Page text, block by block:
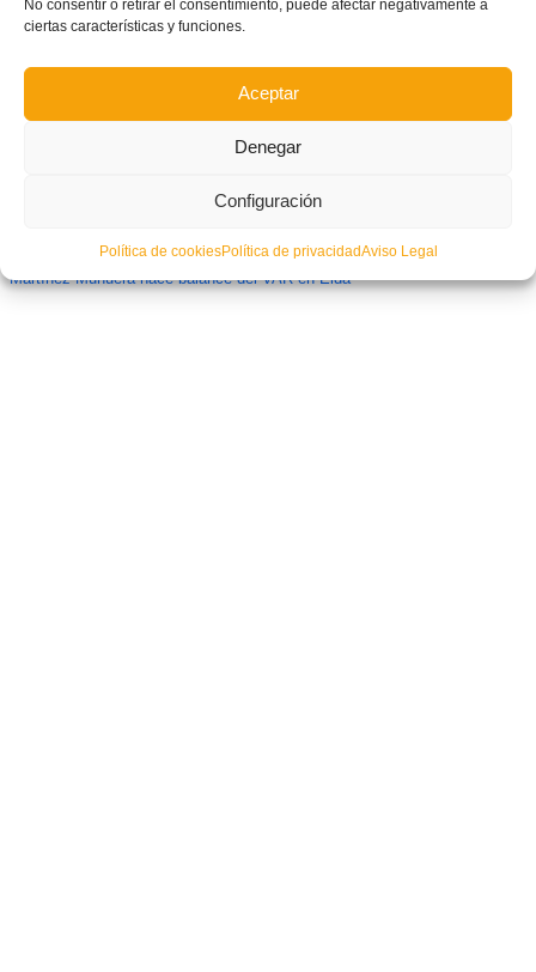
No consentir o retirar el consentimiento, puede afectar negativamente a
ciertas características y funciones.
Aceptar
Denegar
Configuración
Política de cookiesPolítica de privacidadAviso Legal
Martínez Munuera hace balance del VAR en Elda